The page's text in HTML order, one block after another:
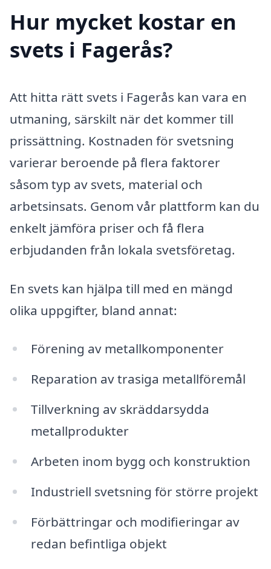
Hur mycket kostar en
svets i Fagerås?
Att hitta rätt svets i Fagerås kan vara en
utmaning, särskilt när det kommer till
prissättning. Kostnaden för svetsning
varierar beroende på flera faktorer
såsom typ av svets, material och
arbetsinsats. Genom vår plattform kan du
enkelt jämföra priser och få flera
erbjudanden från lokala svetsföretag.
En svets kan hjälpa till med en mängd
olika uppgifter, bland annat:
Förening av metallkomponenter
Reparation av trasiga metallföremål
Tillverkning av skräddarsydda
metallprodukter
Arbeten inom bygg och konstruktion
Industriell svetsning för större projekt
Förbättringar och modifieringar av
redan befintliga objekt